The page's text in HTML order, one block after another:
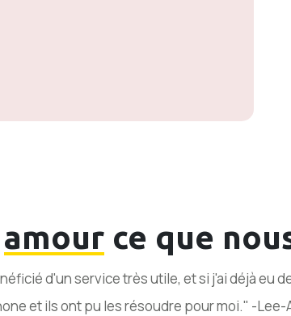
amource que
d'un service très utile, et si j'ai déjà eu
et ils ont pu les résoudre pour moi." -Lee-